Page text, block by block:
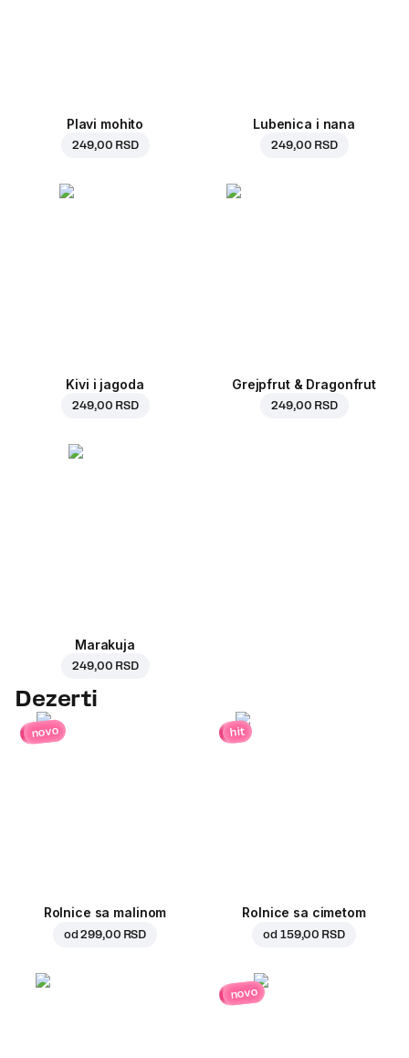
Plavi mohito
249,00 RSD
Lubenica i nana
249,00 RSD
Kivi i jagoda
249,00 RSD
Grejpfrut & Dragonfrut
249,00 RSD
Marakuja
249,00 RSD
Dezerti
novo
Rolnice sa malinom
od299,00 RSD
hit
Rolnice sa cimetom
od 159,00 RSD
novo